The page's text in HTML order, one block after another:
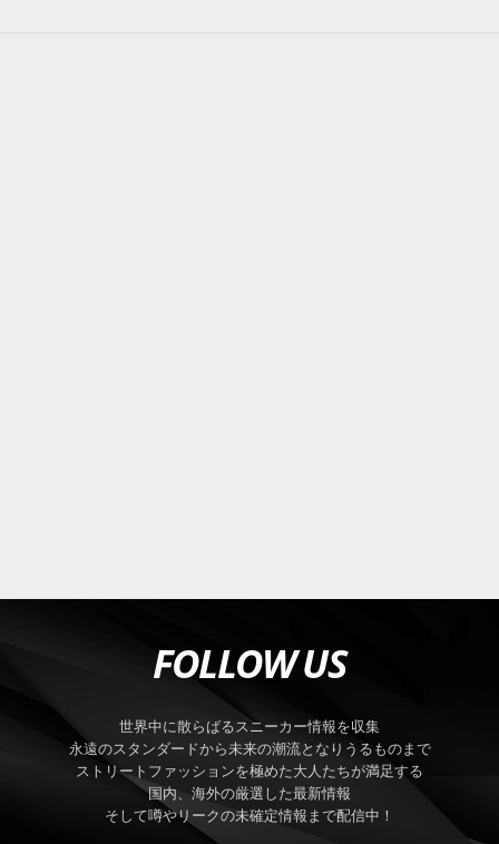
FOLLOW US
世界中に散らばるスニーカー情報を収集
永遠のスタンダードから未来の潮流となりうるものまで
ストリートファッションを極めた大人たちが満足する
国内、海外の厳選した最新情報
そして噂やリークの未確定情報まで配信中！